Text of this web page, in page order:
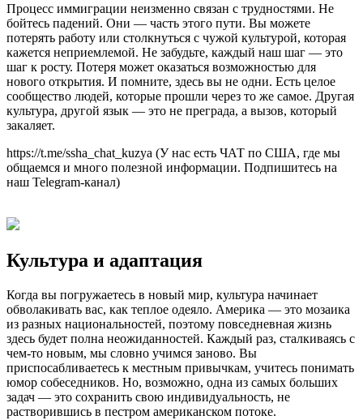
Процесс иммиграции неизменно связан с трудностями. Не
бойтесь падений. Они — часть этого пути. Вы можете
потерять работу или столкнуться с чужой культурой, которая
кажется неприемлемой. Не забудьте, каждый наш шаг — это
шаг к росту. Потеря может оказаться возможностью для
нового открытия. И помните, здесь вы не одни. Есть целое
сообщество людей, которые прошли через то же самое. Другая
культура, другой язык — это не преграда, а вызов, который
закаляет.
https://t.me/ssha_chat_kuzya (У нас есть ЧАТ по США, где мы
общаемся и много полезной информации. Подпишитесь на
наш Telegram-канал)
Культура и адаптация
Когда вы погружаетесь в новый мир, культура начинает
обволакивать вас, как теплое одеяло. Америка — это мозаика
из разных национальностей, поэтому повседневная жизнь
здесь будет полна неожиданностей. Каждый раз, сталкиваясь с
чем-то новым, мы словно учимся заново. Вы
приспосабливаетесь к местным привычкам, учитесь понимать
юмор собеседников. Но, возможно, одна из самых больших
задач — это сохранить свою индивидуальность, не
растворившись в пестром американском потоке.